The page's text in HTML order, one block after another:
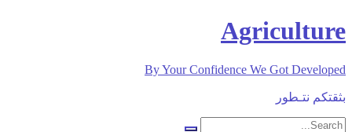
to
Agriculture
By Your Confidence We Got Developed
بثقتكم نتـطور